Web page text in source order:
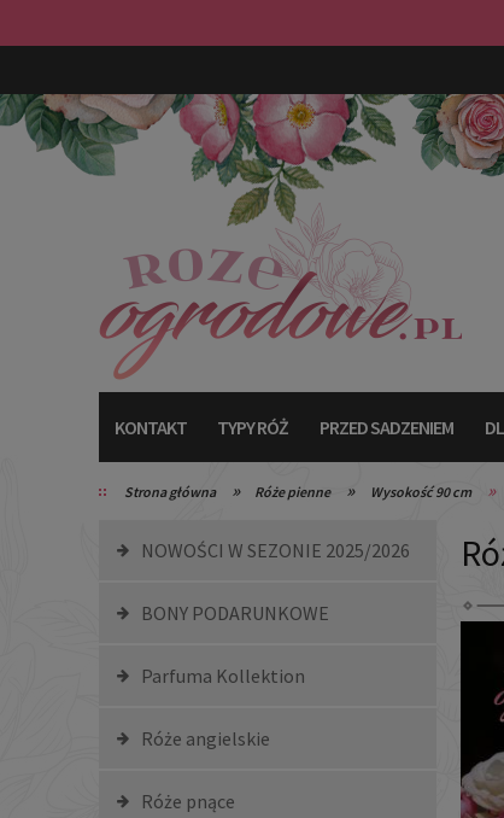
KONTAKT TYPY RÓŻ PRZED SADZENIEM
TYPY RÓŻ
Strona główna » Róże pienne » Wysokość 90 cm »
NOWOŚCI W SEZONIE 2025/2026
BONY PODARUNKOWE
Parfuma Kollektion
Róże angielskie
Róże pnące